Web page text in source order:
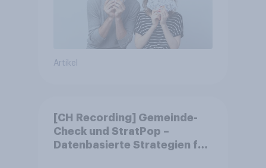
Artikel
[CH Recording] Gemeinde-
Check und StratPop –
Datenbasierte Strategien für